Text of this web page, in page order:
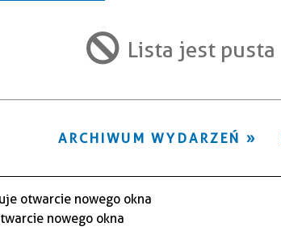
filtr
Lista jest pusta
ARCHIWUM WYDARZEŃ